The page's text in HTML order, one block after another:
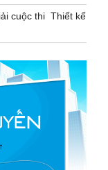
cuộc thi Thiết kế